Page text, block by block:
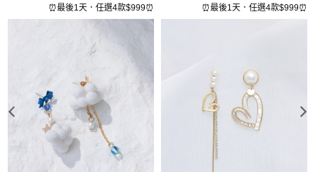
⏰最後1天．任選4款$999⏰ ⏰最後1天．任選4款$999⏰